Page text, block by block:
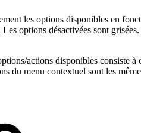
les options disponibles en
options désactivées sont grisées.
actions disponibles consiste
du menu contextuel sont les